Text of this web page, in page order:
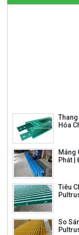
Tiêu
So
Song
Pháp
Song
pháp